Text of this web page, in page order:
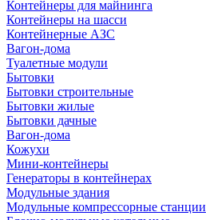
Контейнеры для майнинга
Контейнеры на шасси
Контейнерные АЗС
Вагон-дома
Туалетные модули
Бытовки
Бытовки строительные
Бытовки жилые
Бытовки дачные
Вагон-дома
Кожухи
Мини-контейнеры
Генераторы в контейнерах
Модульные здания
Модульные компрессорные станции